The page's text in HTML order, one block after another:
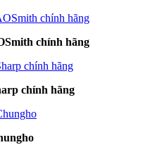
chính hãng
chính hãng